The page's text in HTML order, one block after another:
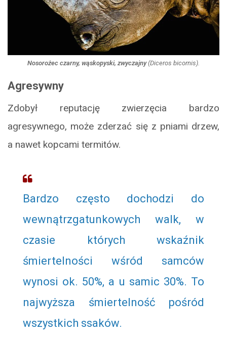
Nosorożec czarny, wąskopyski, zwyczajny(Diceros bicornis).
Agresywny
Zdobył reputację zwierzęcia bardzo
agresywnego, może zderzać się z pniami drzew,
a nawet kopcami termitów.
Bardzo często dochodzi do
wewnątrzgatunkowych walk, w
czasie których wskaźnik
śmiertelności wśród samców
wynosi ok. 50%, a u samic 30%. To
najwyższa śmiertelność pośród
wszystkich ssaków.